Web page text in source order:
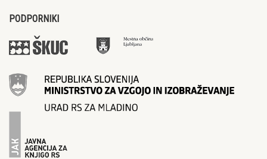
PODPORNIKI